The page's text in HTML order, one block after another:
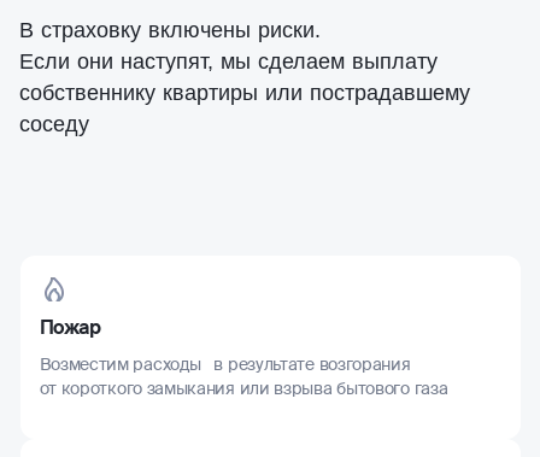
В страховку включены риски.
Если они наступят, мы сделаем выплату
собственнику квартиры или пострадавшему
соседу
Пожар
Возместим расходы в результате возгорания
от короткого замыкания или взрыва бытового газа